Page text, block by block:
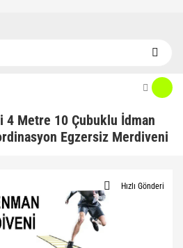
Metre 10 Çubuklu İdman
Egzersiz Merdiveni
Hızlı Gönderi